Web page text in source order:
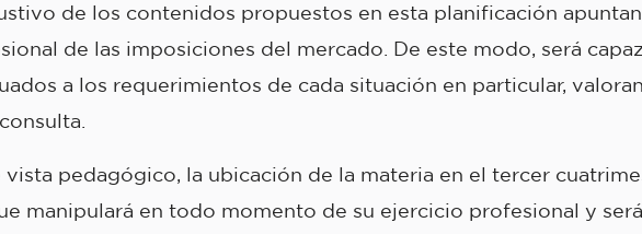
de los contenidos propuestos en esta planificación apuntan
de las imposiciones del mercado. De este modo, será
a los requerimientos de cada situación en particular,
pedagógico, la ubicación de la materia en el tercer
manipulará en todo momento de su ejercicio profesional y